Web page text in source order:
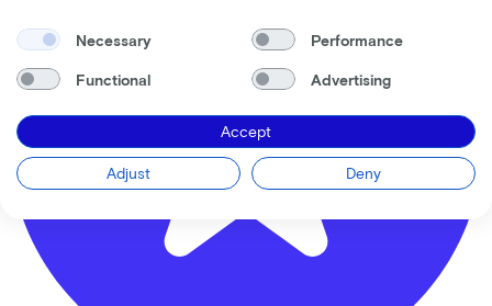
Necessary Performance
Functional Advertising
Accept
Adjust Deny